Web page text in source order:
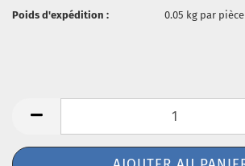
Poids d'expédition :
0.05 kg par pièce